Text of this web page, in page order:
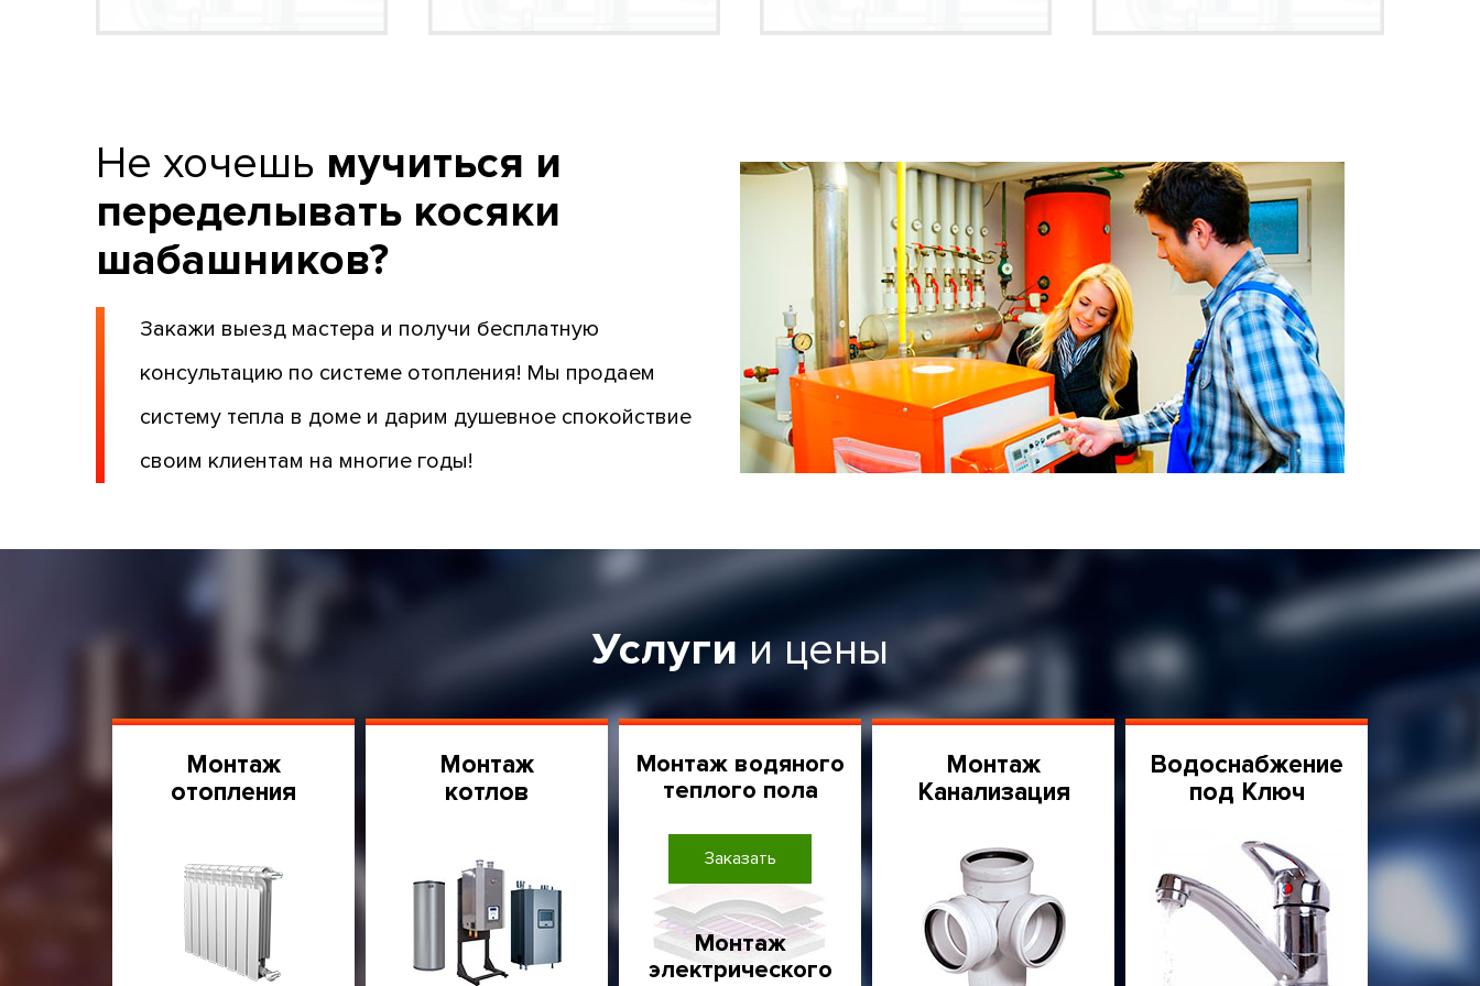
Не хочешь мучиться и
переделывать косяки
шабашников?
Закажи выезд мастера и получи бесплатную
консультацию по системе отопления! Мы продаем
систему тепла в доме и дарим душевное спокойствие
своим клиентам на многие годы!
Услугии цены
Монтаж
отопления
Монтаж
котлов
Монтаж водяного
теплого пола
Заказать
Монтаж
электрического
Монтаж
Канализация
Водоснабжение
под Ключ